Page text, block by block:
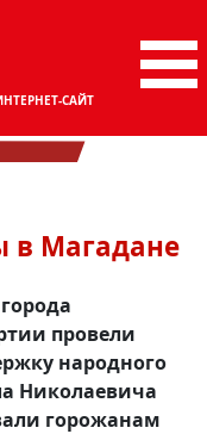
САЙТ
в Магадане
провели
народного
Николаевича
горожанам